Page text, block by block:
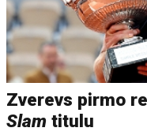
Zverevs pirmo
Slam titulu